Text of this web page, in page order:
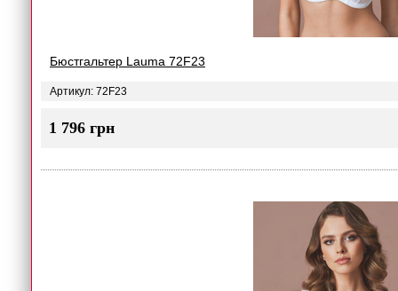
Бюстгальтер Lauma 72F23
Артикул: 72F23
1 796 грн